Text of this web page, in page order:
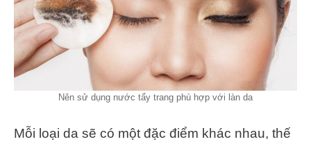
Nên sử dụng nước tẩy trang phù hợp với làn da
Mỗi loại da sẽ có một đặc điểm khác nhau, thế